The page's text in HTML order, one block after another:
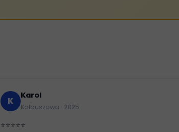
K Karol
Kolbuszowa · 2025
⭐⭐⭐⭐⭐